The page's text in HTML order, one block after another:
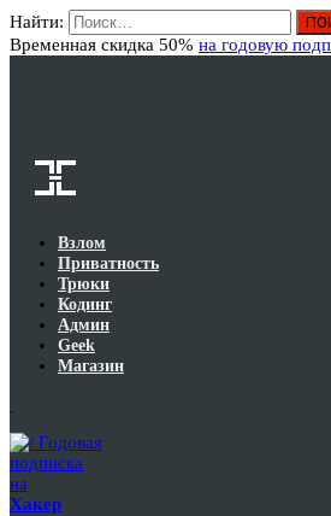
Найти:
Временная скидка 50% на годовую
Взлом
Приватность
Трюки
Кодинг
Админ
Geek
Магазин
Годовая
подписка
на
Хакер